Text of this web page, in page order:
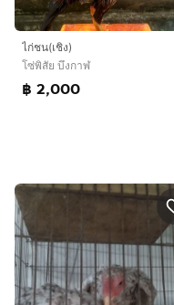
ไก่ชน(เชิง)
โซ่พิสัย บึงกาฬ
฿ 2,000